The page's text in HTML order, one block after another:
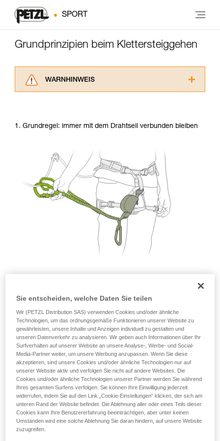
SPORT
Grundprinzipien beim Klettersteiggehen
WARNHINWEIS
ziehen. Um diese Zusatzinformationen
Informationen richtig verstanden haben.
Die Beherrschung dieser Techniken setzt eine
entsprechende Ausbildung und ein spezielles
Training voraus. Prüfen Sie zusammen mit
einem Profi, ob Sie in der Lage sind, den
Vorgang alleine sicher zu wiederholen, bevor
Sie ihn eigenständig durchführen.
Wir geben Beispiele für die mit Ihrer Aktivität
verbundenen Techniken. Möglicherweise gibt es
noch andere Techniken, die hier nicht
beschrieben werden.
1. Grundregel: immer mit dem Drahtseil verbunden bleiben
2. Immer nur eine Person pro Drahtseilabschnitt
Sie entscheiden, welche Daten Sie teilen
Wir (PETZL Distribution SAS) verwenden Cookies und/oder ähnliche
Technologien, um das ordnungsgemäße Funktionieren unserer Website zu
gewährleisten, unsere Inhalte und Anzeigen individuell zu gestalten und
unseren Datenverkehr zu analysieren. Wir geben auch Informationen über Ihr
Surfverhalten auf unserer Website an unsere Analyse-, Werbe- und Social-
Media-Partner weiter, um unsere Werbung anzupassen. Wenn Sie diese
akzeptieren, sind unsere Cookies und/oder ähnliche Technologien nur auf
unserer Website aktiv und verfolgen Sie nicht auf andere Websites. Die
Cookies und/oder ähnliche Technologien unserer Partner werden Sie während
Ihres gesamten Surfens verfolgen. Sie können Ihre Einwilligung jederzeit
widerrufen, indem Sie auf den Link „Cookie-Einstellungen“ klicken, der sich am
unteren Rand der Website befindet. Die Ablehnung aller oder eines Teils dieser
Cookies kann Ihre Benutzererfahrung beeinträchtigen, aber unter keinen
Umständen wird eine solche Ablehnung Sie daran hindern, auf unsere Website
zuzugreifen.